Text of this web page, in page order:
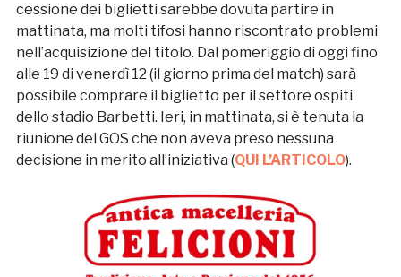
cessione dei biglietti sarebbe dovuta partire in
mattinata, ma molti tifosi hanno riscontrato problemi
nell’acquisizione del titolo. Dal pomeriggio di oggi fino
alle 19 di venerdì 12 (il giorno prima del match) sarà
possibile comprare il biglietto per il settore ospiti
dello stadio Barbetti. Ieri, in mattinata, si è tenuta la
riunione del GOS che non aveva preso nessuna
decisione in merito all’iniziativa (QUI L’ARTICOLO).